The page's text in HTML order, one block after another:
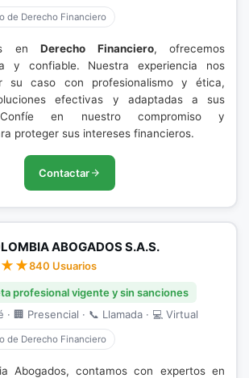
de Derecho Financiero
enDerecho Financiero, ofrecemos
y confiable. Nuestra experiencia nos
su caso con profesionalismo y ética,
efectivas y adaptadas a sus
Confíe en nuestro compromiso y
proteger sus intereses financieros.
Contactar
ABOGADOS S.A.S.
840 Usuarios
profesional vigente y sin sanciones
· 🏢 Presencial · 📞 Llamada · 💻 Virtual
de Derecho Financiero
Abogados, contamos con expertos en